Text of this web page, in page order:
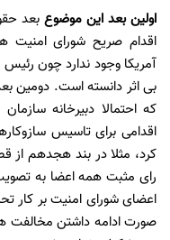
اولین بعد این موضوع بعد
اقدام صریح شورای
آمریکا وجود ندارد چون رئیس
بی اثر دانسته است. دومین
که احتمالا دبیرخانه
اقدامی برای تاسیس
رای مثبت همه اعضا به
اعضای شورای امنیت بر کار
صورت ادامه داشتن مخالفت